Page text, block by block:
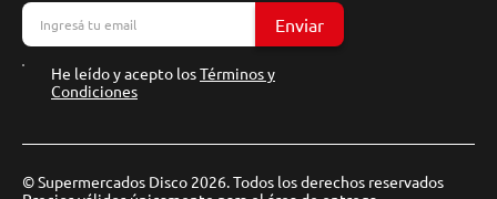
Enviar
He leído y acepto losTérminos y
Condiciones
© Supermercados Disco 2026. Todos los derechos reservados